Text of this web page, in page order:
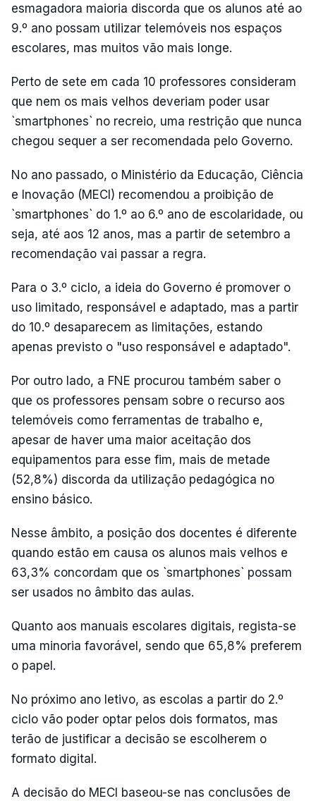
esmagadora maioria discorda que os alunos até ao
9.º ano possam utilizar telemóveis nos espaços
escolares, mas muitos vão mais longe.
Perto de sete em cada 10 professores consideram
que nem os mais velhos deveriam poder usar
`smartphones` no recreio, uma restrição que nunca
chegou sequer a ser recomendada pelo Governo.
No ano passado, o Ministério da Educação, Ciência
e Inovação (MECI) recomendou a proibição de
`smartphones` do 1.º ao 6.º ano de escolaridade, ou
seja, até aos 12 anos, mas a partir de setembro a
recomendação vai passar a regra.
Para o 3.º ciclo, a ideia do Governo é promover o
uso limitado, responsável e adaptado, mas a partir
do 10.º desaparecem as limitações, estando
apenas previsto o "uso responsável e adaptado".
Por outro lado, a FNE procurou também saber o
que os professores pensam sobre o recurso aos
telemóveis como ferramentas de trabalho e,
apesar de haver uma maior aceitação dos
equipamentos para esse fim, mais de metade
(52,8%) discorda da utilização pedagógica no
ensino básico.
Nesse âmbito, a posição dos docentes é diferente
quando estão em causa os alunos mais velhos e
63,3% concordam que os `smartphones` possam
ser usados no âmbito das aulas.
Quanto aos manuais escolares digitais, regista-se
uma minoria favorável, sendo que 65,8% preferem
o papel.
No próximo ano letivo, as escolas a partir do 2.º
ciclo vão poder optar pelos dois formatos, mas
terão de justificar a decisão se escolherem o
formato digital.
A decisão do MECI baseou-se nas conclusões de